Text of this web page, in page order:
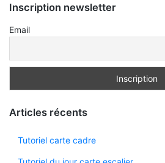
Inscription newsletter
Email
Articles récents
Tutoriel carte cadre